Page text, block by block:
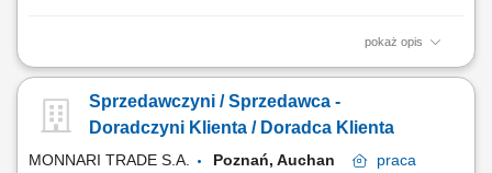
pokaż opis
Zadania, które na Ciebie czekają: Aktywne pozyskiwanie nowych
odpowiedzialnych za decyzje zakupowe; Prowadzenie rozmów
handlowych, spotkań oraz negocjacji z klientami; Identyfikacja potrzeb
Sprzedawczyni / Sprzedawca -
Doradczyni Klienta / Doradca Klienta
MONNARI TRADE S.A. Poznań, Auchan
praca